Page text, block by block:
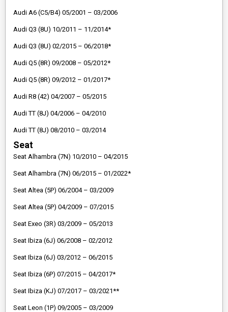
Audi A6 (C5/B4) 05/2001 – 03/2006
Audi Q3 (8U) 10/2011 – 11/2014*
Audi Q3 (8U) 02/2015 – 06/2018*
Audi Q5 (8R) 09/2008 – 05/2012*
Audi Q5 (8R) 09/2012 – 01/2017*
Audi R8 (42) 04/2007 – 05/2015
Audi TT (8J) 04/2006 – 04/2010
Audi TT (8J) 08/2010 – 03/2014
Seat
Seat Alhambra (7N) 10/2010 – 04/2015
Seat Alhambra (7N) 06/2015 – 01/2022*
Seat Altea (5P) 06/2004 – 03/2009
Seat Altea (5P) 04/2009 – 07/2015
Seat Exeo (3R) 03/2009 – 05/2013
Seat Ibiza (6J) 06/2008 – 02/2012
Seat Ibiza (6J) 03/2012 – 06/2015
Seat Ibiza (6P) 07/2015 – 04/2017*
Seat Ibiza (KJ) 07/2017 – 03/2021**
Seat Leon (1P) 09/2005 – 03/2009